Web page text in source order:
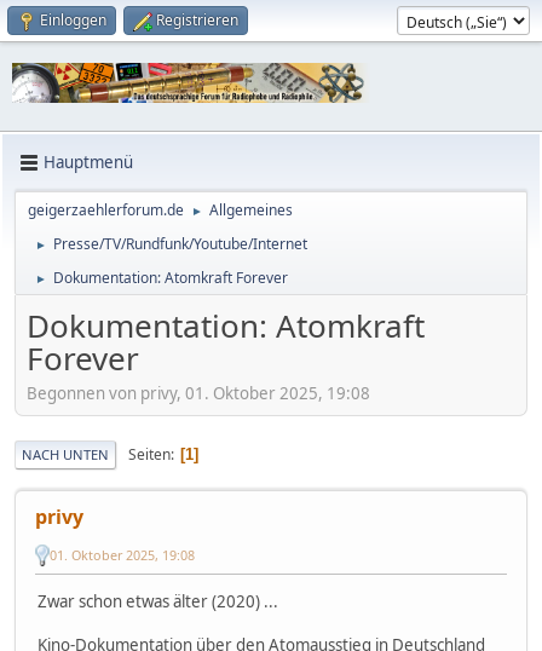
Einloggen Registrieren
Hauptmenü
geigerzaehlerforum.de ► Allgemeines
► Presse/TV/Rundfunk/Youtube/Internet
► Dokumentation: Atomkraft Forever
Dokumentation: Atomkraft
Forever
Begonnen von privy, 01. Oktober 2025, 19:08
NACH UNTEN Seiten 1
privy
01. Oktober 2025, 19:08
Zwar schon etwas älter (2020) ...
Kino-Dokumentation über den Atomausstieg in Deutschland